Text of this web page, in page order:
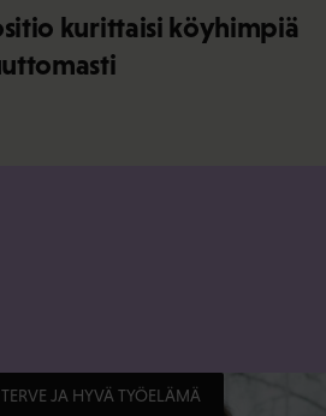
kurittaisi köyhimpiä
TERVE JA HYVÄ TYÖELÄMÄ